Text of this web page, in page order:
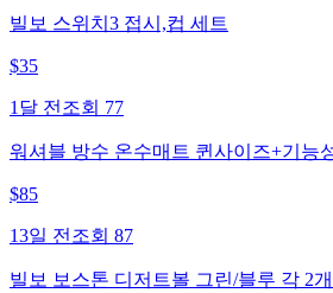
빌보 스위치3 접시,컵 세트
$35
1달 전 조회 77
워셔블 방수 온수매트 퀸사이즈+기능
$85
13일 전 조회 87
빌보 보스톤 디저트볼 그린/블루 각 2